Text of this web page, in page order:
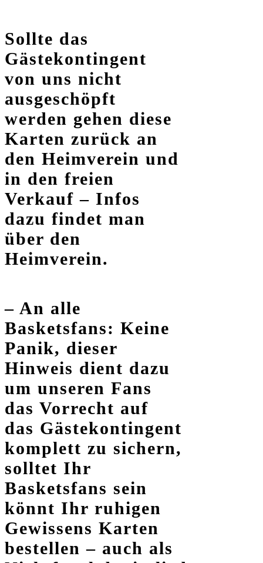
Sollte das
Gästekontingent
von uns nicht
ausgeschöpft
werden gehen diese
Karten zurück an
den Heimverein und
in den freien
Verkauf – Infos
dazu findet man
über den
Heimverein.
– An alle
Basketsfans: Keine
Panik, dieser
Hinweis dient dazu
um unseren Fans
das Vorrecht auf
das Gästekontingent
komplett zu sichern,
solltet Ihr
Basketsfans sein
könnt Ihr ruhigen
Gewissens Karten
bestellen – auch als